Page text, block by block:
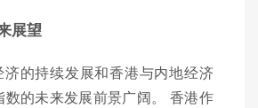
展望
的持续发展和香港与内地经济
数的未来发展前景广阔。 香港作